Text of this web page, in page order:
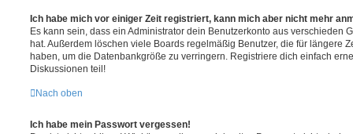
Ich habe mich vor einiger Zeit registriert, kann mich aber nicht mehr
Es kann sein, dass ein Administrator dein Benutzerkonto aus verschieden
hat. Außerdem löschen viele Boards regelmäßig Benutzer, die für längere
haben, um die Datenbankgröße zu verringern. Registriere dich einfach
Diskussionen teil!
Nach oben
Ich habe mein Passwort vergessen!